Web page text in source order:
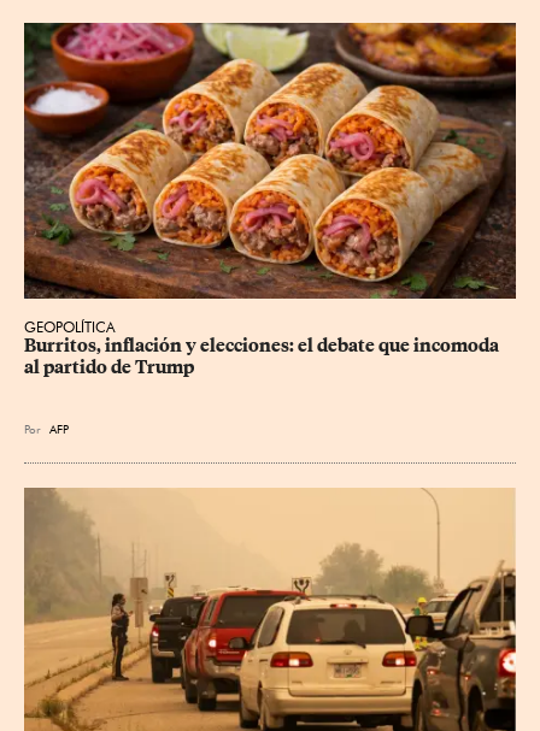
GEOPOLÍTICA
Burritos, inflación y elecciones: el debate que incomoda
al partido de Trump
Por AFP